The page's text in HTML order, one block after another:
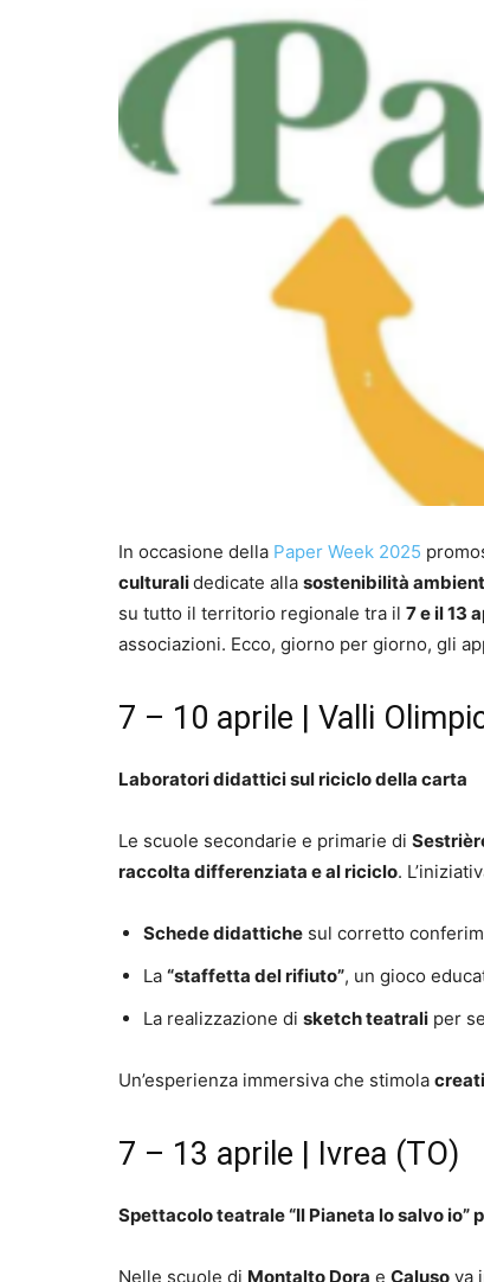
In occasione della Paper Week 2025
culturalidedicate alla sostenibilità
su tutto il territorio regionale tra il 7 e il 13
associazioni. Ecco, giorno per giorno, gli
7 – 10 aprile | Valli
Laboratori didattici sul riciclo della carta
Le scuole secondarie e primarie di
raccolta differenziata e al riciclo.
Schede didattiche sul corretto
La “staffetta del rifiuto”, un gioco
La realizzazione di sketch teatrali per
Un’esperienza immersiva che stimola
7 – 13 aprile | Ivrea (TO)
Spettacolo teatrale “Il Pianeta lo salvo io”
Nelle scuole di Montalto Dora e Caluso va